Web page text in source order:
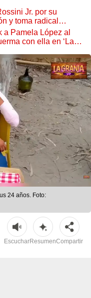
Jr. por su
y toma radical
a Pamela López al
con ella en ‘La
24 años. Foto:
EscucharResumenCompartir